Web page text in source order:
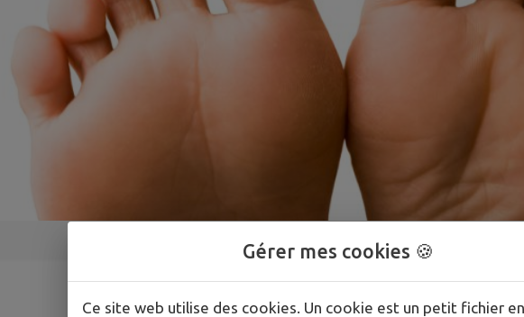
Gérer mes cookies 🍪
Ce site web utilise des cookies. Un cookie est un petit fichier